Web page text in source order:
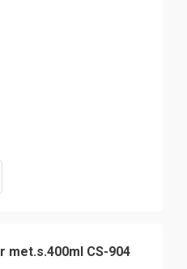
met.s.400ml CS-904